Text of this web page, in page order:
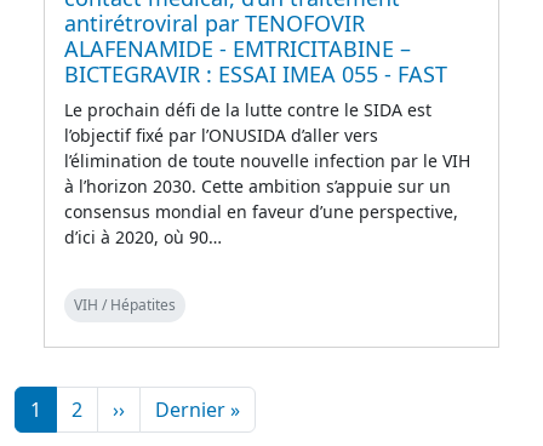
antirétroviral par TENOFOVIR
ALAFENAMIDE - EMTRICITABINE –
BICTEGRAVIR : ESSAI IMEA 055 - FAST
Le prochain défi de la lutte contre le SIDA est
l’objectif fixé par l’ONUSIDA d’aller vers
l’élimination de toute nouvelle infection par le VIH
à l’horizon 2030. Cette ambition s’appuie sur un
consensus mondial en faveur d’une perspective,
d’ici à 2020, où 90…
VIH / Hépatites
Pagination
1 2 ››Page suivante
Dernier »Dernière page